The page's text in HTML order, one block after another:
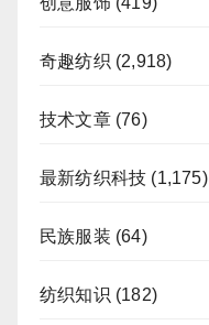
奇趣纺织 (2,918)
技术文章(76)
最新纺织科技 (1,175)
民族服装 (64)
纺织知识 (182)